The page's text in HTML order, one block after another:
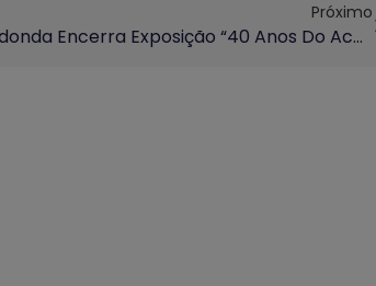
Próximo
Mesa Redonda Encerra Exposição “40 Anos Do Acervo De Sérgio Buarque De Holanda Na Unicamp”